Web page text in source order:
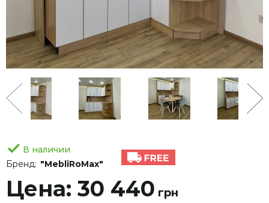
В наличии
Бренд: "MebliRoMax"
Цена: 30 440 грн